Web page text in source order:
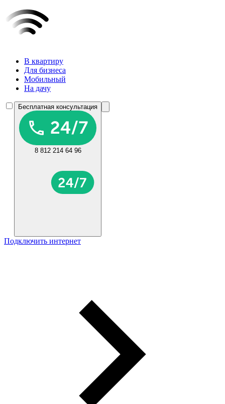
В квартиру
Для бизнеса
Мобильный
На дачу
Бесплатная консультация
8 812 214 64 96
Подключить интернет